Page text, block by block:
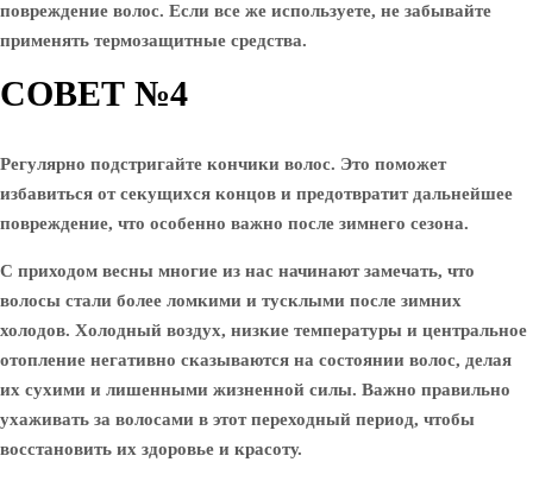
повреждение волос. Если все же используете, не забывайте
применять термозащитные средства.
СОВЕТ №4
Регулярно подстригайте кончики волос. Это поможет
избавиться от секущихся концов и предотвратит дальнейшее
повреждение, что особенно важно после зимнего сезона.
С приходом весны многие из нас начинают замечать, что
волосы стали более ломкими и тусклыми после зимних
холодов. Холодный воздух, низкие температуры и центральное
отопление негативно сказываются на состоянии волос, делая
их сухими и лишенными жизненной силы. Важно правильно
ухаживать за волосами в этот переходный период, чтобы
восстановить их здоровье и красоту.